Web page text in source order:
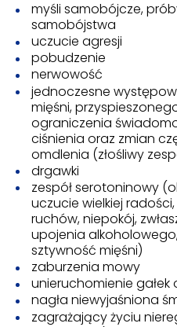
myśli samobójcze,
samobójstwa
uczucie agresji
pobudzenie
nerwowość
jednoczesne
mięśni,
ograniczenia
ciśnienia oraz zmian
omdlenia (złośliwy
drgawki
zespół serotoninowy
uczucie wielkiej
ruchów, niepokój,
upojenia
sztywność mięśni)
zaburzenia mowy
unieruchomienie
nagła niewyjaśniona
zagrażający życiu